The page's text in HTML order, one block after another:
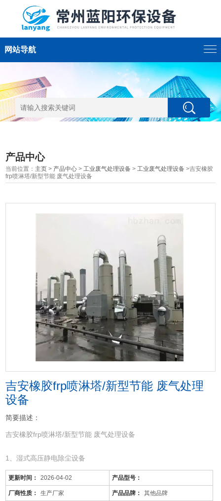
网站导航
产品中心
当前位置： 主页 > 产品中心 >工业废气处理设备 >工业废气处理设备 >吉安橡胶
frp喷淋塔/新型节能 废气处理设备
吉安橡胶frp喷淋塔/新型节能 废气处理
设备
简要描述：
吉安橡胶frp喷淋塔/新型节能 废气处理设备
1、湿式高压静电除尘设备
更新时间： 2026-04-02 产品型号：
厂商性质： 生产厂家 产品品牌： 其他品牌